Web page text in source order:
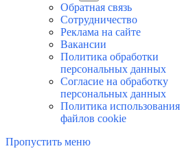
Обратная связь
Сотрудничество
Реклама на сайте
Вакансии
Политика обработки
персональных данных
Согласие на обработку
персональных данных
Политика использования
файлов cookie
Пропустить меню